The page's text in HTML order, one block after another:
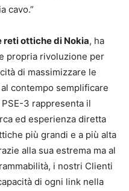
cavo.”
reti ottiche di Nokia, ha
propria rivoluzione per
di massimizzare le
contempo semplificare
3 rappresenta il
ed esperienza diretta
più grandi e a più alta
alla sua estrema ma al
i nostri Clienti
di ogni link nella